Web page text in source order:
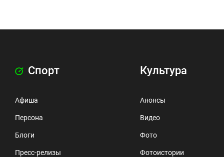
Спорт
Афиша
Персона
Блоги
Пресс-релизы
Культура
Анонсы
Видео
Фото
Фотоистории